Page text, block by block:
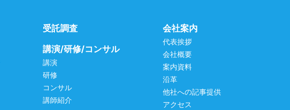
受託調査
講演/研修/コンサル
講演
研修
コンサル
講師紹介
会社案内
代表挨拶
会社概要
案内資料
沿革
他社への記事提供
アクセス